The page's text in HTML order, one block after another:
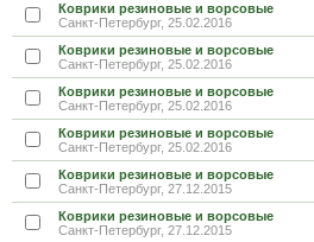
Коврики резиновые и ворсовые
Санкт-Петербург, 25.02.2016
Коврики резиновые и ворсовые
Санкт-Петербург, 25.02.2016
Коврики резиновые и ворсовые
Санкт-Петербург, 25.02.2016
Коврики резиновые и ворсовые
Санкт-Петербург, 25.02.2016
Коврики резиновые и ворсовые
Санкт-Петербург, 27.12.2015
Коврики резиновые и ворсовые
Санкт-Петербург, 27.12.2015